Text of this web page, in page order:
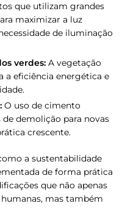
que utilizam grandes
maximizar a luz
de iluminação
verdes: A vegetação
a eficiência energética e
O uso de cimento
demolição para novas
crescente.
a sustentabilidade
de forma prática
que não apenas
mas também